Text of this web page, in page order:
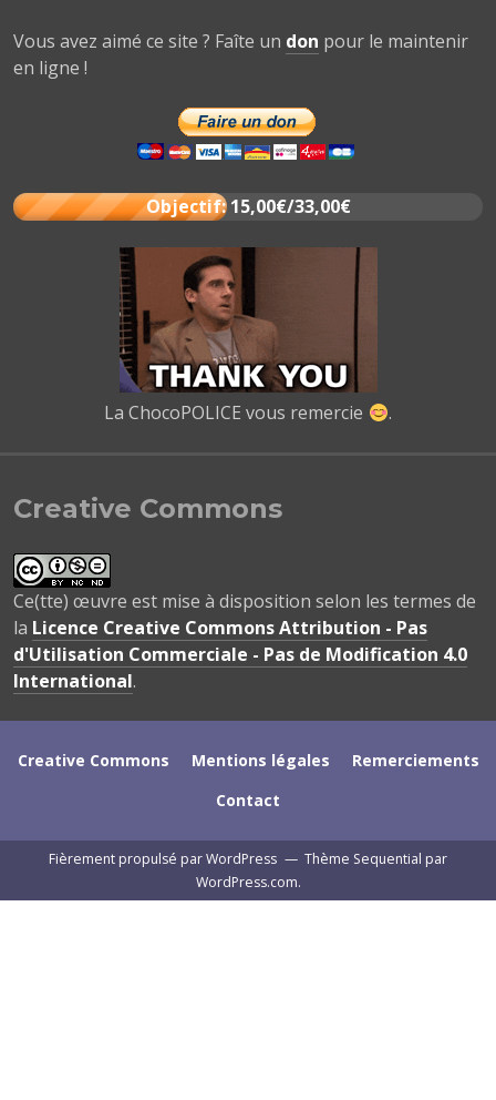
Vous avez aimé ce site ? Faîte un don pour le maintenir
en ligne !
Objectif: 15,00€/33,00€
La ChocoPOLICE vous remercie .
Creative Commons
Ce(tte) œuvre est mise à disposition selon les termes de
la Licence Creative Commons Attribution - Pas
d'Utilisation Commerciale - Pas de Modification 4.0
International.
Creative Commons Mentions légales
Remerciements
Contact
Fièrement propulsé par WordPress — Thème Sequential par
WordPress.com.